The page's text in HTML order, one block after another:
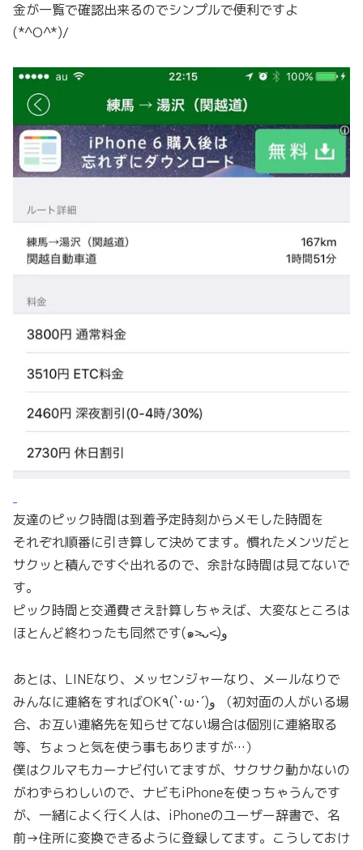
金が一覧で確認出来るのでシンプルで便利ですよ
(*^O^*)/
友達のピック時間は到着予定時刻からメモした時間を
それぞれ順番に引き算して決めてます。慣れたメンツだと
サクッと積んですぐ出れるので、余計な時間は見てないで
す。
ピック時間と交通費さえ計算しちゃえば、大変なところは
あとは、LINEなり、メッセンジャーなり、メールなりで
みんなに連絡をすればOK٩(`･ω･´)و （初対面の人がいる場
合、お互い連絡先を知らせてない場合は個別に連絡取る
等、ちょっと気を使う事もありますが…）
僕はクルマもカーナビ付いてますが、サクサク動かないの
がわずらわしいので、ナビもiPhoneを使っちゃうんです
が、一緒によく行く人は、iPhoneのユーザー辞書で、名
前→住所に変換できるように登録してます。こうしておけ